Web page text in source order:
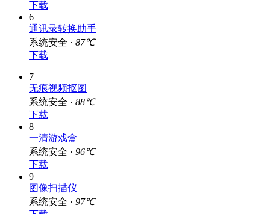
6
通讯录转换助手
系统安全 ·
87℃
下载
7
无痕视频抠图
系统安全 ·
88℃
下载
8
一清游戏盒
系统安全 ·
96℃
下载
9
图像扫描仪
系统安全 · 97℃
下载